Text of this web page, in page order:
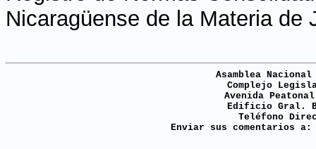
Nicaragüense de la Materia de
Asamblea
Complejo
Avenida
Edificio Gral.
Teléfono
Enviar sus comentarios